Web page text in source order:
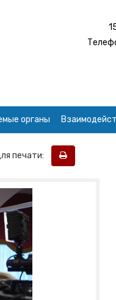
органы
печати: